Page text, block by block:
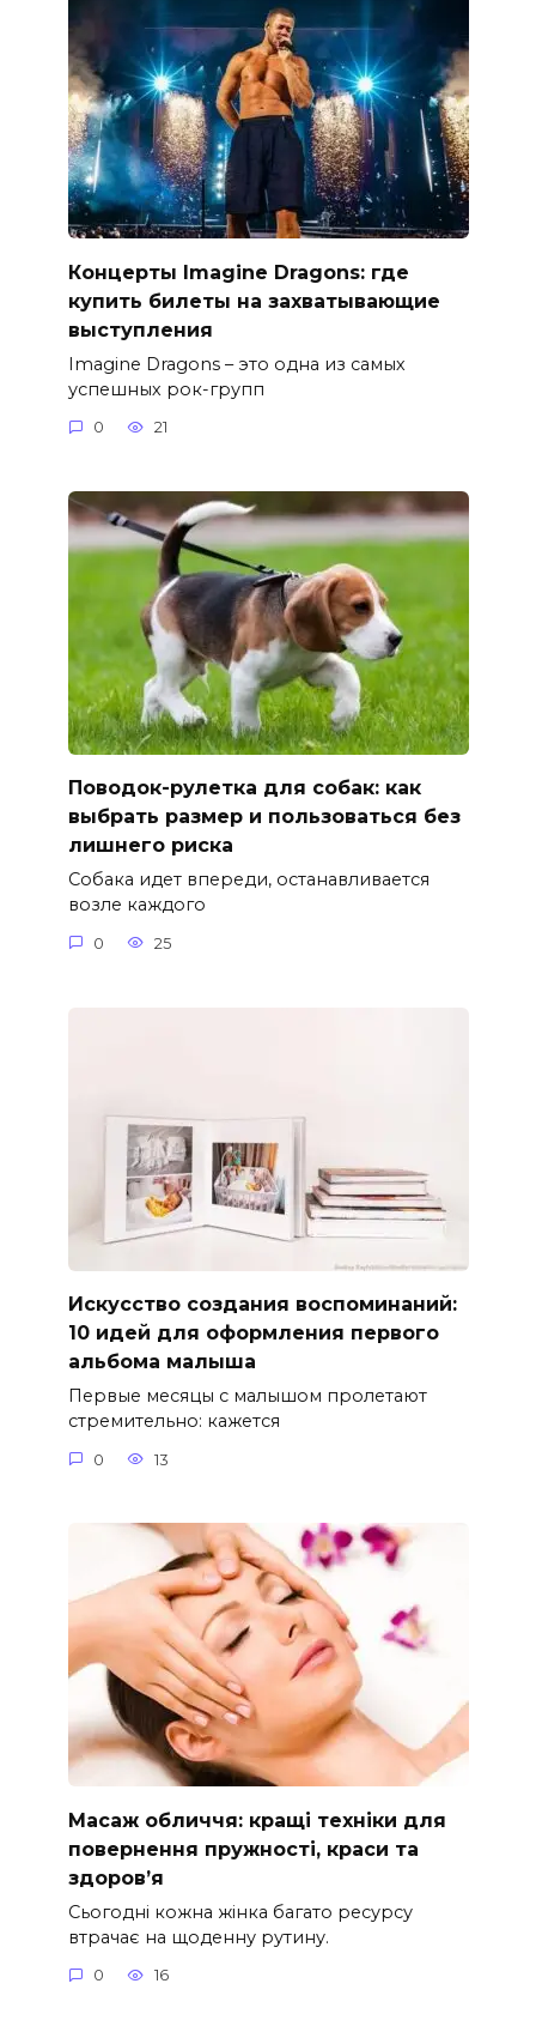
Концерты Imagine Dragons: где
купить билеты на захватывающие
выступления
Imagine Dragons – это одна из самых
успешных рок-групп
0 21
Поводок-рулетка для собак: как
выбрать размер и пользоваться без
лишнего риска
Собака идет впереди, останавливается
возле каждого
0 25
Искусство создания воспоминаний:
10 идей для оформления первого
альбома малыша
Первые месяцы с малышом пролетают
стремительно: кажется
0 13
Масаж обличчя: кращі техніки для
повернення пружності, краси та
здоров’я
Сьогодні кожна жінка багато ресурсу
втрачає на щоденну рутину.
0 16